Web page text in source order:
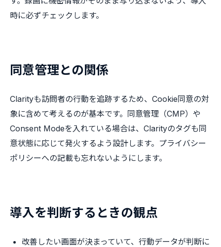
時に必ずチェックします。
同意管理との関係
Clarityも訪問者の行動を追跡するため、Cookie同意の対
象に含めて考えるのが基本です。同意管理（CMP）や
Consent Modeを入れている場合は、Clarityのタグも同
意状態に応じて発火するよう設計します。プライバシー
ポリシーへの記載も忘れないようにします。
導入を判断するときの観点
改善したい画面が決まっていて、行動データが判断に